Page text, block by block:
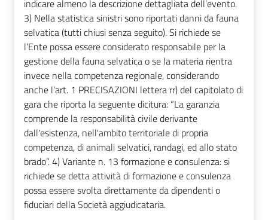
indicare almeno la descrizione dettagliata dell’evento.
3) Nella statistica sinistri sono riportati danni da fauna
selvatica (tutti chiusi senza seguito). Si richiede se
l’Ente possa essere considerato responsabile per la
gestione della fauna selvatica o se la materia rientra
invece nella competenza regionale, considerando
anche l’art. 1 PRECISAZIONI lettera rr) del capitolato di
gara che riporta la seguente dicitura: “La garanzia
comprende la responsabilità civile derivante
dall'esistenza, nell'ambito territoriale di propria
competenza, di animali selvatici, randagi, ed allo stato
brado”. 4) Variante n. 13 formazione e consulenza: si
richiede se detta attività di formazione e consulenza
possa essere svolta direttamente da dipendenti o
fiduciari della Società aggiudicataria.